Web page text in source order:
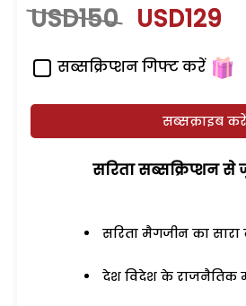
USD150 USD129
सब्सक्रिप्शन गिफ्ट करें
सब्सक्राइब करें
सरिता सब्सक्रिप्शन से
सरिता मैगजीन का
देश विदेश के राजनैतिक